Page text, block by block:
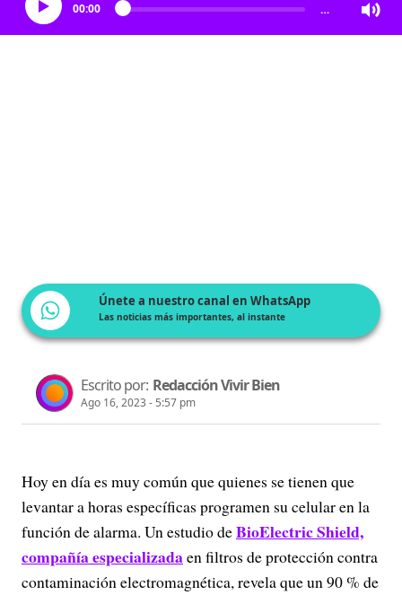
00:00 …
Únete a nuestro canal en WhatsApp
Las noticias más importantes, al instante
Escrito por: Redacción Vivir Bien
Ago 16, 2023 - 5:57 pm
Hoy en día es muy común que quienes se tienen que
levantar a horas específicas programen su celular en la
función de alarma. Un estudio deBioElectric Shield,
compañía especializadaen filtros de protección contra
contaminación electromagnética, revela que un 90 % de